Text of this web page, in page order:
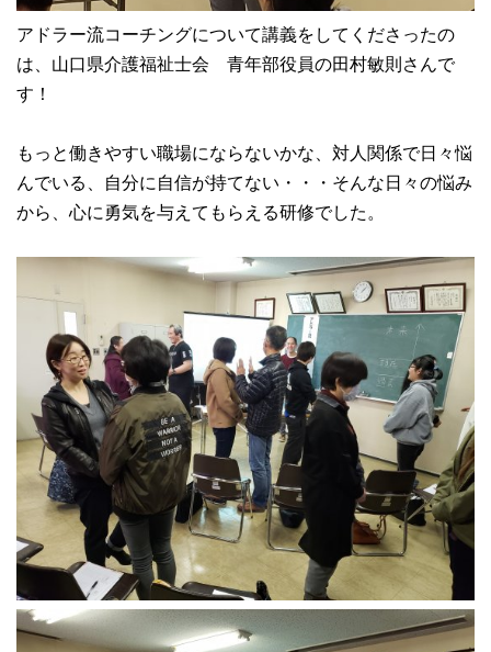
アドラー流コーチングについて講義をしてくださったの
は、山口県介護福祉士会 青年部役員の田村敏則さんで
す！
もっと働きやすい職場にならないかな、対人関係で日々悩
んでいる、自分に自信が持てない・・・そんな日々の悩み
から、心に勇気を与えてもらえる研修でした。